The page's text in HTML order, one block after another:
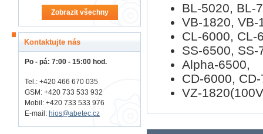
BL-5020, BL-
VB-1820, VB-
CL-6000, CL-
SS-6500, SS-
Alpha-6500,
CD-6000,
VZ-
Zobrazit všechny
Kontaktujte nás
Po - pá: 7:00 - 15:00 hod.
Tel.: +420 466 670 035
GSM: +420 733 533 932
Mobil: +420 733 533 976
E-mail: hios@abetec.cz